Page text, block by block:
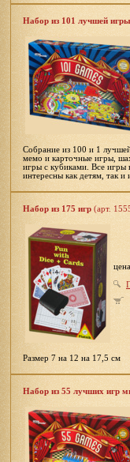
Набор из 101 лучшей
Собрание из 100 и 1
мемо и карточные игры,
игры с кубиками. Все игры
интересны как детям, так и
Набор из 175 игр (арт.
Размер 7 на 12 на 17,5 см
Набор из 55 лучших игр